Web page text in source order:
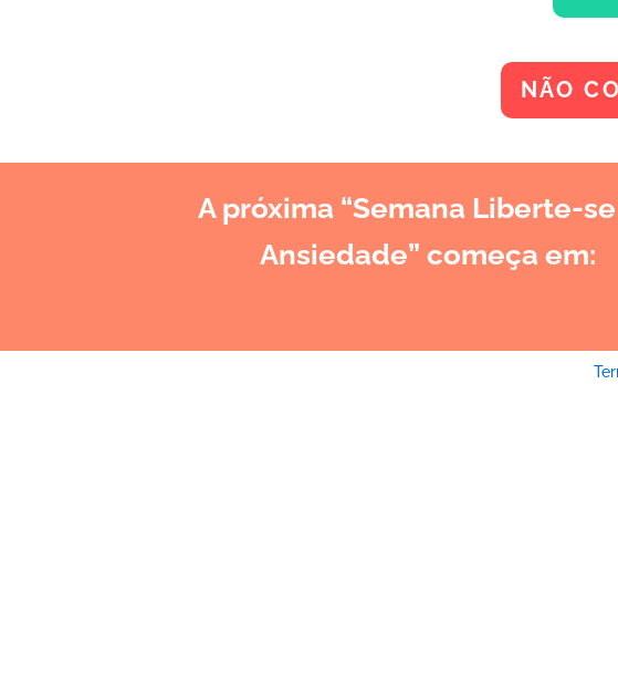
NÃO
A próxima “Semana Liberte-
Ansiedade” começa em: